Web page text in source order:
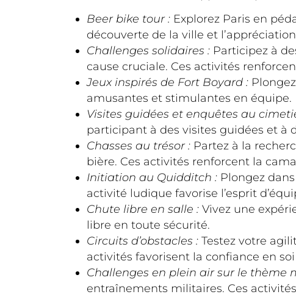
Beer bike tour : Explorez Paris en
découverte de la ville et
Challenges solidaires : Participez à
cause cruciale. Ces activités
Jeux inspirés de Fort Boyard :
amusantes et stimulantes en équipe.
Visites guidées et enquêtes au
participant à des visites guidées et à
Chasses au trésor : Partez à la
bière. Ces activités renforcent la
Initiation au Quidditch : Plongez
activité ludique favorise l’esprit
Chute libre en salle : Vivez une
libre en toute sécurité.
Circuits d’obstacles : Testez votre
activités favorisent la confiance en
Challenges en plein air sur le thème
entraînements militaires. Ces